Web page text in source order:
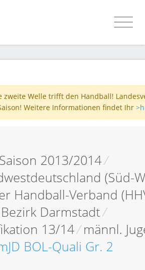
zweite Welle trifft den Handball!
Weitere Informationen findet Ihr
Saison 2013/2014/
(Süd-
Handball-Verband
Bezirk Darmstadt/
13/14/ männl.
BOL-Quali Gr. 2